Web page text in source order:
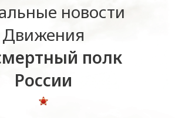
новости
Движения
полк
России